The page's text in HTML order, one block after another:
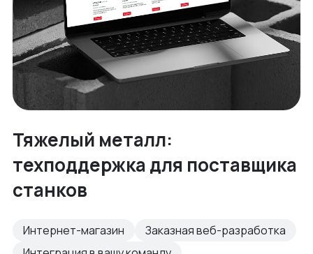
Тяжелый металл:
техподдержка для поставщика
станков
Интернет-магазин
Заказная веб-разработка